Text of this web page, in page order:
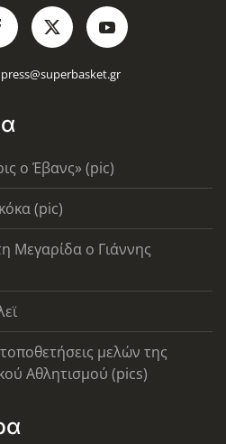
press@superbasket.gr
ο Έβανς» (pic)
(pic)
Μεγαρίδα ο Γιάννης
μελών της
Αθλητισμού (pics)